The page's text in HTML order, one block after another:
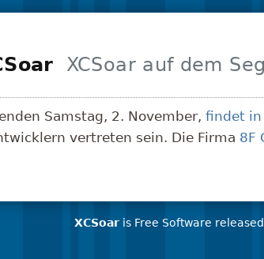
Samstag, 2. November, findet in
vertreten sein. Die Firma 8F
XCSoar is Free Software